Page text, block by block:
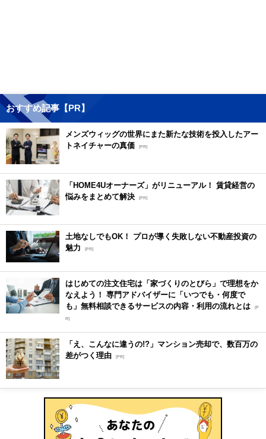
おすすめ記事【PR】
メンズウィッグの世界にまた新たな技術を投入したアー
トネイチャーの真価
[PR]
「HOME4Uオーナーズ」がリニューアル！ 賃貸経営の
悩みをまとめて解決 [PR]
土地なしでもOK！ プロが導く失敗しない不動産投資の
魅力
[PR]
はじめての注文住宅は「家づくりのとびら」で理想をか
なえよう！ 専門アドバイザーに「いつでも・何度で
も」無料相談できるサービスの内容・利用の流れとは [P
R]
「え、こんなに違うの!?」マンション売却で、数百万の
差がつく理由 [PR]